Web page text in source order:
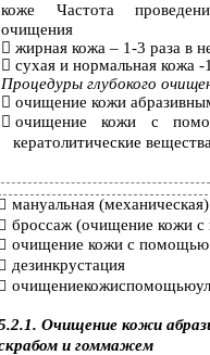
коже Частота
очищения
 жирная кожа – 1-3 раза в
 сухая и нормальная кожа -
Процедуры глубокого
 очищение кожи
 очищение кожи с
кератолитические вещества
 мануальная
 броссаж (очищение кожи
 очищение кожи с помощью
 дезинкрустация

Очищение кожи
и гоммажем